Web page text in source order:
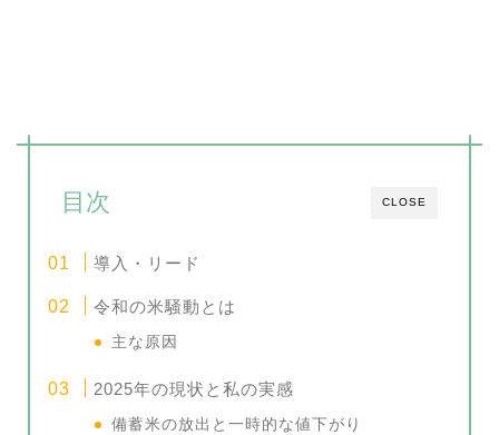
CLOSE
目次
導入・リード
令和の米騒動とは
主な原因
2025年の現状と私の実感
備蓄米の放出と一時的な値下がり